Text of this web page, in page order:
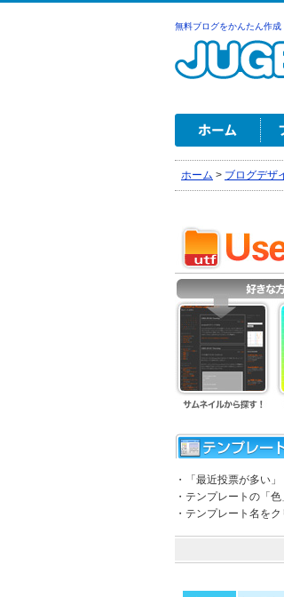
無料ブログをかんたん作成
ホーム > ブログデザ
・「最近投票が多い
・テンプレートの「
・テンプレート名を